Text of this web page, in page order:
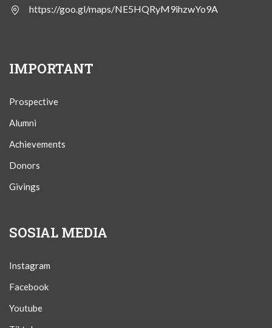
https://goo.gl/maps/NE5HQRyM9ihzwYo9A
IMPORTANT
Prospective
Alumni
Achievements
Donors
Givings
SOSIAL MEDIA
Instagram
Facebook
Youtube